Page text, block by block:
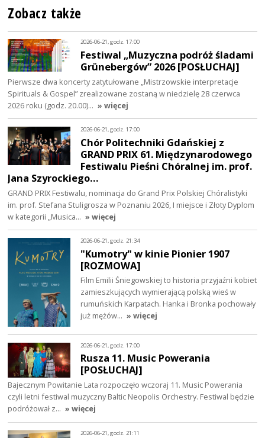
Zobacz także
2026-06-21, godz. 17:00
Festiwal „Muzyczna podróż śladami
Grünebergów” 2026 [POSŁUCHAJ]
Pierwsze dwa koncerty zatytułowane „Mistrzowskie interpretacje
Spirituals & Gospel” zrealizowane zostaną w niedzielę 28 czerwca
2026 roku (godz. 20.00)… » więcej
2026-06-21, godz. 17:00
Chór Politechniki Gdańskiej z
GRAND PRIX 61. Międzynarodowego
Festiwalu Pieśni Chóralnej im. prof.
Jana Szyrockiego…
GRAND PRIX Festiwalu, nominacja do Grand Prix Polskiej Chóralistyki
im. prof. Stefana Stuligrosza w Poznaniu 2026, I miejsce i Złoty Dyplom
w kategorii „Musica… » więcej
2026-06-21, godz. 21:34
"Kumotry" w kinie Pionier 1907
[ROZMOWA]
Film Emilii Śniegowskiej to historia przyjaźni kobiet
zamieszkujących wymierającą polską wieś w
rumuńskich Karpatach. Hanka i Bronka pochowały
już mężów… » więcej
2026-06-21, godz. 17:00
Rusza 11. Music Powerania
[POSŁUCHAJ]
Bajecznym Powitanie Lata rozpoczęło wczoraj 11. Music Powerania
czyli letni festiwal muzyczny Baltic Neopolis Orchestry. Festiwal będzie
podróżował z… » więcej
2026-06-21, godz. 21:11